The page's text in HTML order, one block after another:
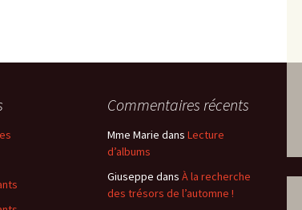
Commentaires récents
Mme Marie dans Lecture
d’albums
Giuseppe dans À la recherche
des trésors de l’automne !